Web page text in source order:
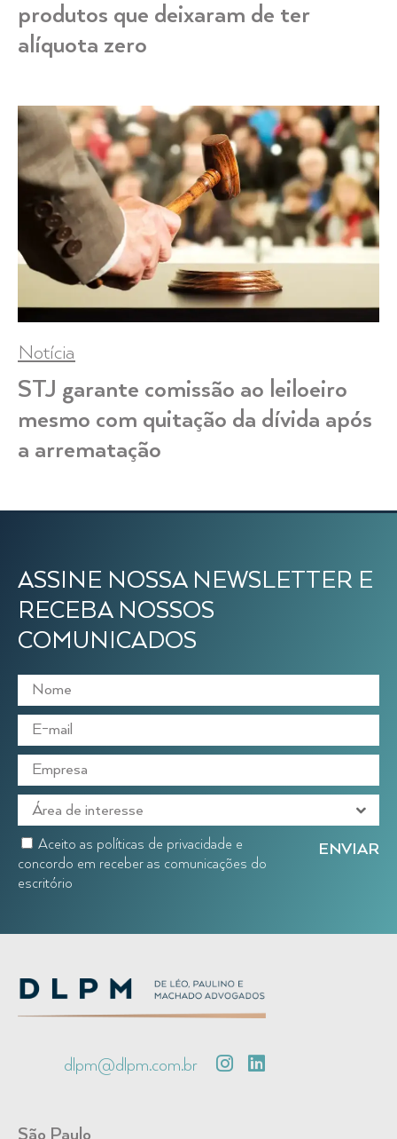
produtos que deixaram de ter
alíquota zero
Notícia
STJ garante comissão ao leiloeiro
mesmo com quitação da dívida após
a arrematação
ASSINE NOSSA NEWSLETTER E
RECEBA NOSSOS
COMUNICADOS
Aceito as políticas de privacidade e
concordo em receber as comunicações do
escritório
dlpm@dlpm.com.br